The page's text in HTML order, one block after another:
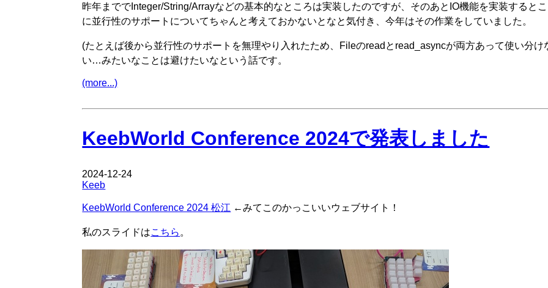
昨年まででInteger/String/Arrayなどの基本的なところは実装したのですが、そのあとIO機能を実装すると
に並行性のサポートについてちゃんと考えておかないとなと気付き、今年はその作業をしていました。
(たとえば後から並行性のサポートを無理やり入れたため、Fileのreadとread_asyncが両方あって使い分け
い…みたいなことは避けたいなという話です。
(more...)
KeebWorld Conference 2024で発表しました
2024-12-24
Keeb
KeebWorld Conference 2024 松江 ←みてこのかっこいいウェブサイト！
私のスライドはこちら 。